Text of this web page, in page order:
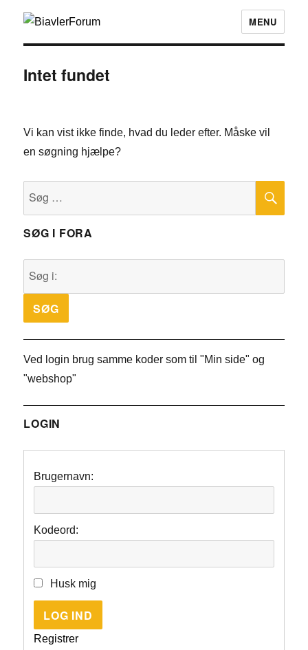
MENU
Intet fundet
Vi kan vist ikke finde, hvad du leder efter. Måske vil
en søgning hjælpe?
SØG I FORA
Ved login brug samme koder som til "Min side" og
"webshop"
LOGIN
Brugernavn:
Kodeord:
Husk mig
LOG IND
Registrer